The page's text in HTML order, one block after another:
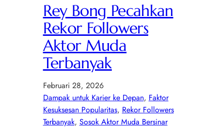
Rey Bong Pecahkan
Rekor Followers
Aktor Muda
Terbanyak
Februari 28, 2026
Dampak untuk Karier ke Depan, Faktor
Kesuksesan Popularitas, Rekor Followers
Terbanyak, Sosok Aktor Muda Bersinar